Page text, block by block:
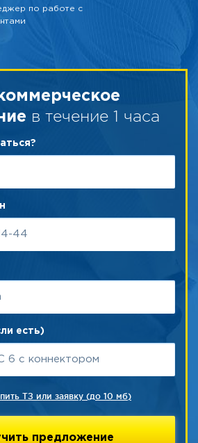
по работе с
в течение 1 часа
есть)
ТЗ или заявку (до 10 мб)